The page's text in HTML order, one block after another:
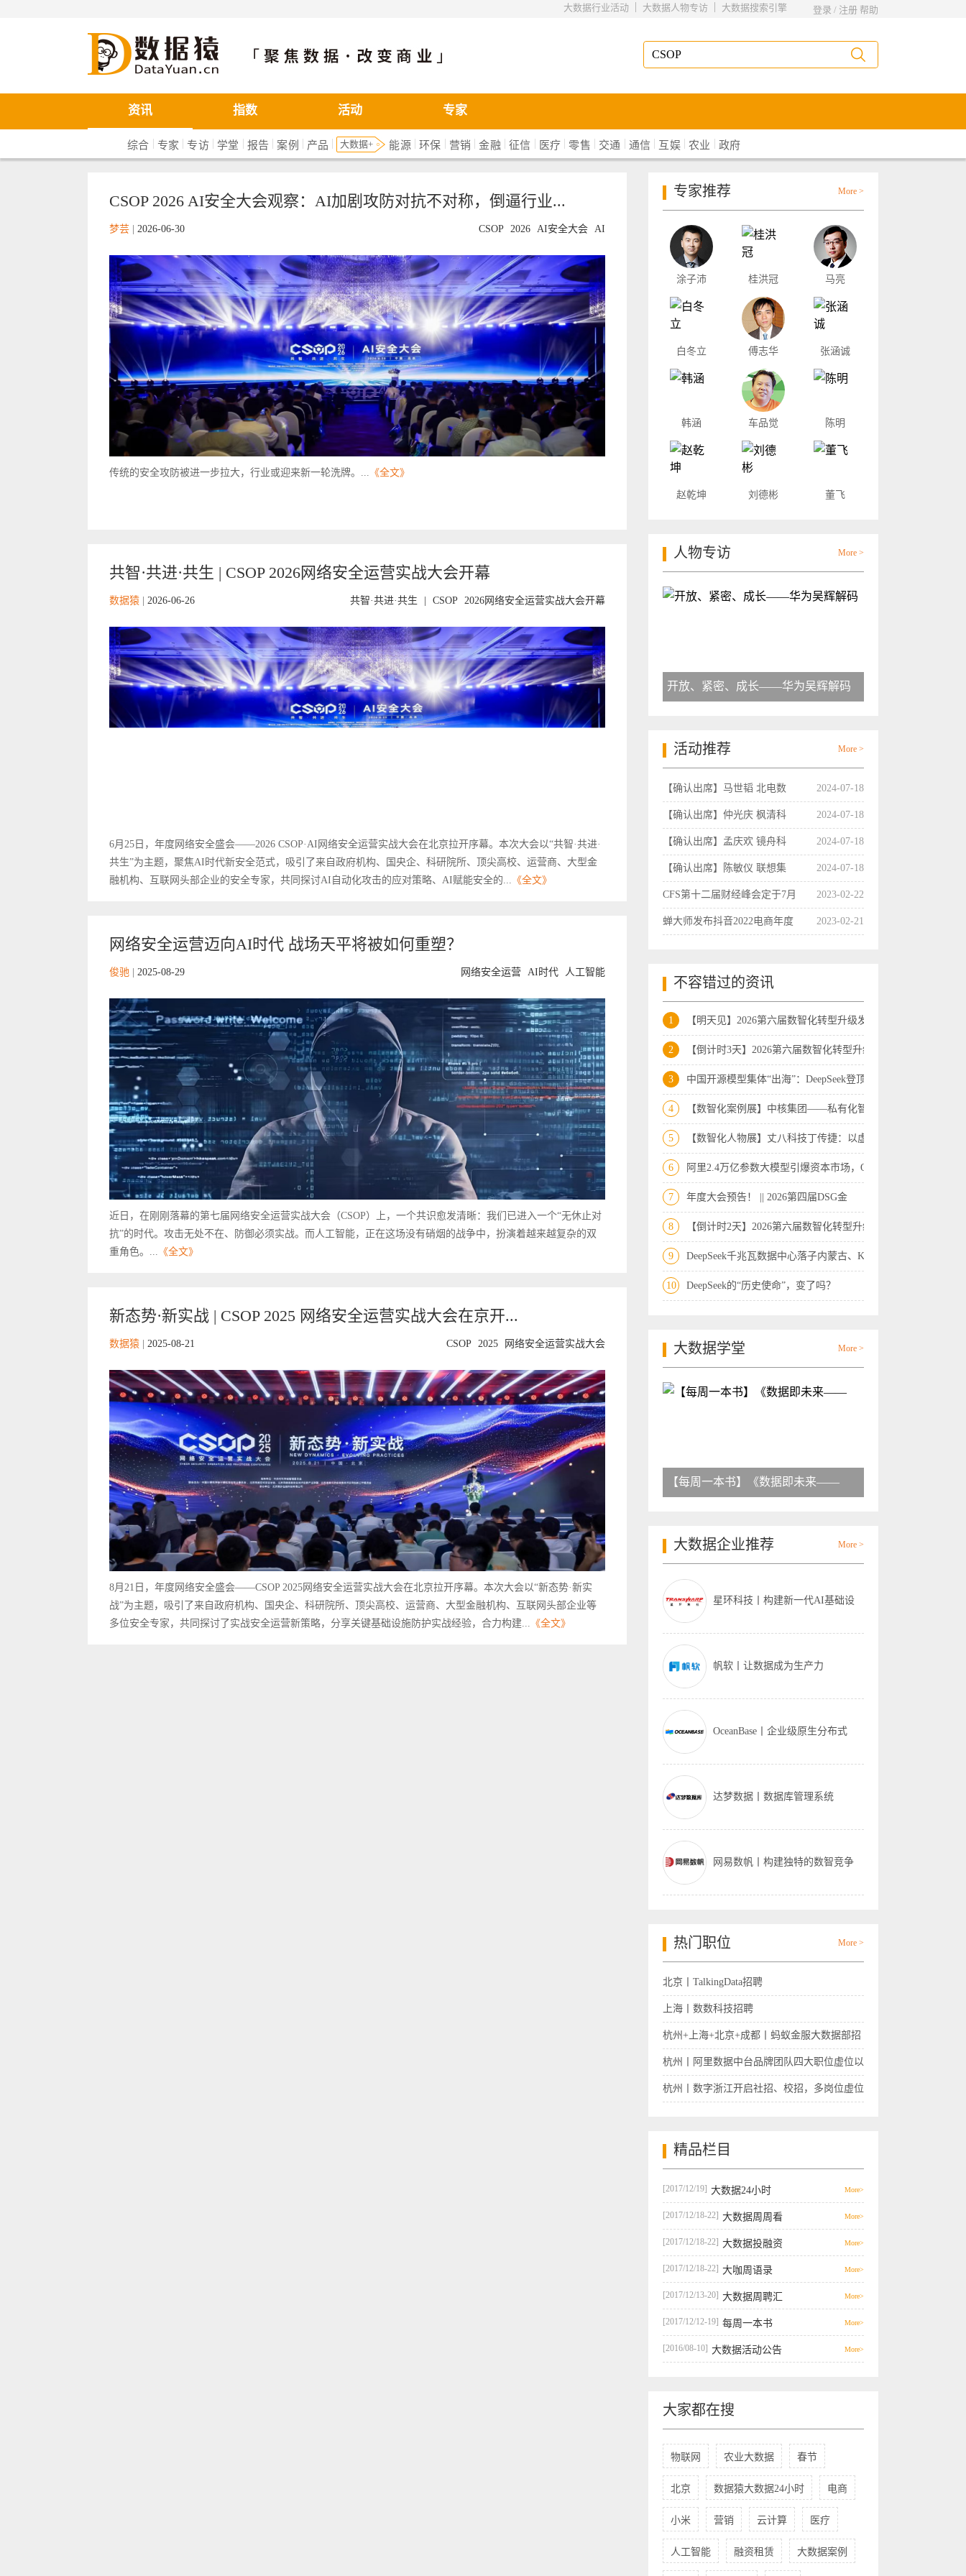
登录 / 注册 帮助
大数据搜索引擎
|
大数据人物专访
|
大数据行业活动
数据猿
资讯 指数 活动 专家
综合 | 专家 |专访| 学堂 | 报告 | 案例 | 产品 | 大数据+ 能源 |环保 | 营销 |金融 |征信 | 医疗 | 零售 | 交通 | 通信 | 互娱 | 农业 | 政府
CSOP 2026 AI安全大会观察：AI加剧攻防对抗不对称，倒逼行业...
CSOP 2026 AI安全大会 AI
梦芸 2026-06-30
传统的安全攻防被进一步拉大，行业或迎来新一轮洗牌。... 《全文》
共智·共进·共生 | CSOP 2026网络安全运营实战大会开幕
共智·共进·共生 CSOP 2026网络安全运营实战大会开幕
数据猿 2026-06-26
6月25日，年度网络安全盛会——2026 CSOP·AI网络安全运营实战大会在北京拉开序幕。本次大会以“共智·共进·
共生”为主题，聚焦AI时代新安全范式，吸引了来自政府机构、国央企、科研院所、顶尖高校、运营商、大型金
融机构、互联网头部企业的安全专家，共同探讨AI自动化攻击的应对策略、AI赋能安全的... 《全文》
网络安全运营迈向AI时代 战场天平将被如何重塑？
网络安全运营 AI时代 人工智能
俊驰 2025-08-29
近日，在刚刚落幕的第七届网络安全运营实战大会（CSOP）上，一个共识愈发清晰：我们已进入一个“无休止对
抗”的时代。攻击无处不在、防御必须实战。而人工智能，正在这场没有硝烟的战争中，扮演着越来越复杂的双
重角色。... 《全文》
新态势·新实战 | CSOP 2025 网络安全运营实战大会在京开...
CSOP 2025 网络安全运营实战大会
数据猿 2025-08-21
8月21日，年度网络安全盛会——CSOP 2025网络安全运营实战大会在北京拉开序幕。本次大会以“新态势·新实
战”为主题，吸引了来自政府机构、国央企、科研院所、顶尖高校、运营商、大型金融机构、互联网头部企业等
多位安全专家，共同探讨了实战安全运营新策略，分享关键基础设施防护实战经验，合力构建... 《全文》
专家推荐 More >
涂子沛 桂洪冠 马亮
白冬立 傅志华 张涵诚
韩涵 车品觉 陈明
赵乾坤 刘德彬 董飞
人物专访 More >
开放、紧密、成长——华为吴辉解码
活动推荐 More >
【确认出席】马世韬 北电数 2024-07-18
【确认出席】仲光庆 枫清科 2024-07-18
【确认出席】孟庆欢 镜舟科 2024-07-18
【确认出席】陈敏仪 联想集 2024-07-18
CFS第十二届财经峰会定于7月 2023-02-22
蝉大师发布抖音2022电商年度 2023-02-21
不容错过的资讯
1 【明天见】2026第六届数智化转型升级发展
2 【倒计时3天】2026第六届数智化转型升级
3 中国开源模型集体“出海”：DeepSeek登顶
4 【数智化案例展】中核集团——私有化智能
5 【数智化人物展】丈八科技丁传捷：以虚实
6 阿里2.4万亿参数大模型引爆资本市场，Op
7 年度大会预告！ || 2026第四届DSG金
8 【倒计时2天】2026第六届数智化转型升级
9 DeepSeek千兆瓦数据中心落子内蒙古、Kimi
10 DeepSeek的“历史使命”，变了吗？
大数据学堂 More >
【每周一本书】《数据即未来——
大数据企业推荐 More >
星环科技丨构建新一代AI基础设
帆软丨让数据成为生产力
OceanBase丨企业级原生分布式
达梦数据丨数据库管理系统
网易数帆丨构建独特的数智竞争
热门职位 More >
北京丨TalkingData招聘
上海丨数数科技招聘
杭州+上海+北京+成都丨蚂蚁金服大数据部招
聘
杭州丨阿里数据中台品牌团队四大职位虚位以
待
杭州丨数字浙江开启社招、校招，多岗位虚位
精品栏目
[2017/12/19] 大数据24小时 More>
[2017/12/18-22] 大数据周周看 More>
[2017/12/18-22] 大数据投融资 More>
[2017/12/18-22] 大咖周语录 More>
[2017/12/13-20] 大数据周聘汇 More>
[2017/12/12-19] 每周一本书 More>
[2016/08-10] 大数据活动公告 More>
大家都在搜
物联网 农业大数据 春节
北京 数据猿大数据24小时 电商
小米 营销 云计算 医疗
人工智能 融资租赁 大数据案例